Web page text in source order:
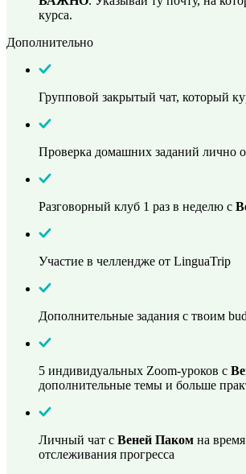
курса.
Дополнительно
Групповой закрытый чат, который
Проверка домашних заданий лично
Разговорный клуб 1 раз в неделю с
Участие в челлендже от LinguaTrip
Дополнительные задания с твоим
5 индивидуальных Zoom-уроков с
дополнительные темы и больше
Личный чат с Веней Паком на
отслеживания прогресса